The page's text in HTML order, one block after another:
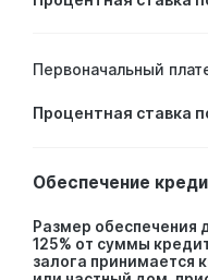
Первоначальный
Процентная ставка
Обеспечение
Размер обеспечения
125% от суммы
залога принимается